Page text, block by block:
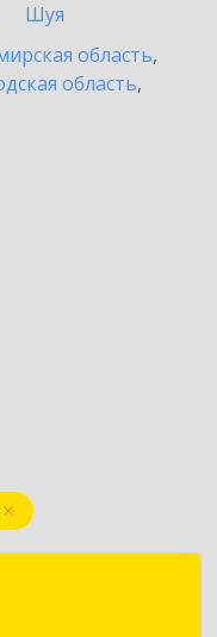
Шуя
область,
область,